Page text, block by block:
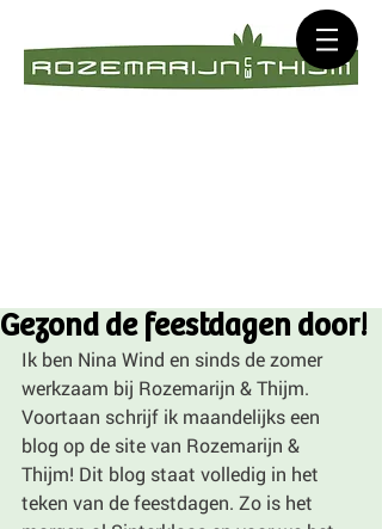
Gezond de feestdagen door!
Ik ben Nina Wind en sinds de zomer
werkzaam bij Rozemarijn & Thijm.
Voortaan schrijf ik maandelijks een
blog op de site van Rozemarijn &
Thijm! Dit blog staat volledig in het
teken van de feestdagen. Zo is het